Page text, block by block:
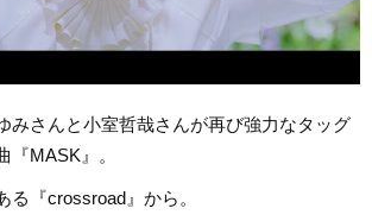
みさんと小室哲哉さんが再び強力なタッグ
『MASK』。
る『crossroad』から。